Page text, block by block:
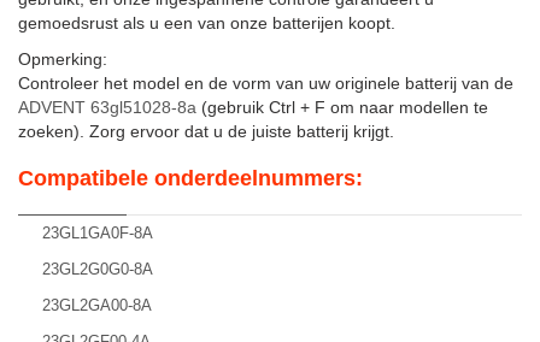
gemoedsrust als u een van onze batterijen koopt.
Opmerking:
Controleer het model en de vorm van uw originele batterij van de
ADVENT 63gl51028-8a (gebruik Ctrl + F om naar modellen te
zoeken). Zorg ervoor dat u de juiste batterij krijgt.
Compatibele onderdeelnummers:
23GL1GA0F-8A
23GL2G0G0-8A
23GL2GA00-8A